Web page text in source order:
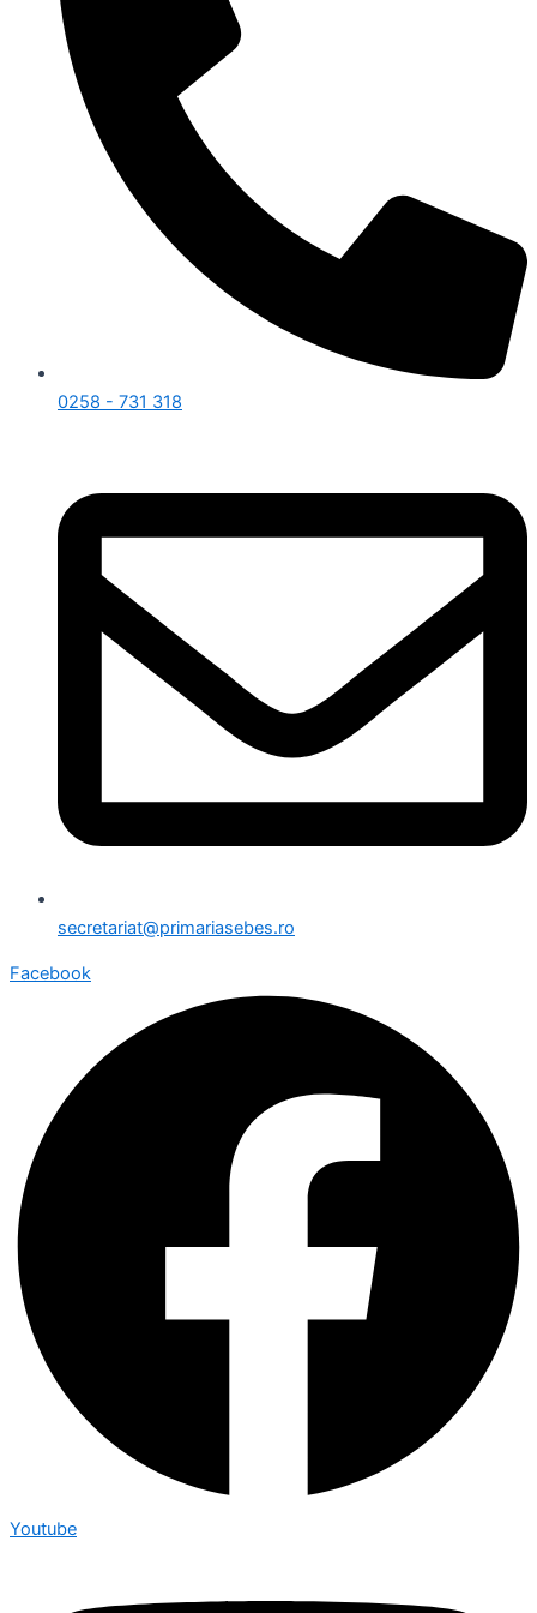
0258 - 731 318
secretariat@primariasebes.ro
Facebook
Youtube